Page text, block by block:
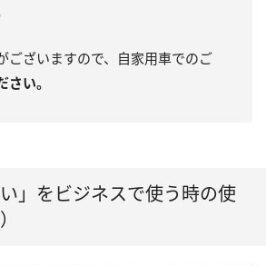
ございますので、自家用車でのご
さい。
い」をビジネスで使う時の使